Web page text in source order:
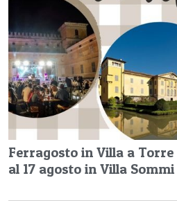
Ferragosto in Villa a Torre
al 17 agosto in Villa